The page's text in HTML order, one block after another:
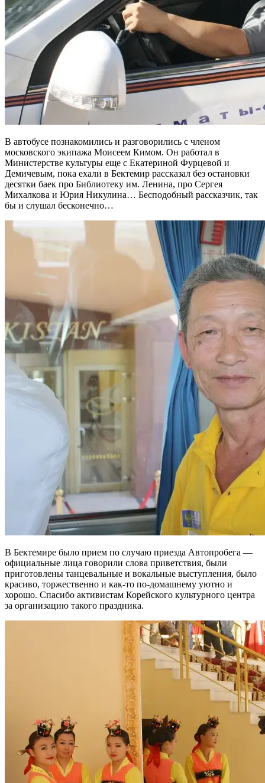
В автобусе познакомились и разговорились с членом
московского экипажа Моисеем Кимом. Он работал в
Министерстве культуры еще с Екатериной Фурцевой и
Демичевым, пока ехали в Бектемир рассказал без остановки
десятки баек про Библиотеку им. Ленина, про Сергея
Михалкова и Юрия Никулина… Бесподобный рассказчик, так
бы и слушал бесконечно…
В Бектемире было прием по случаю приезда Автопробега —
официальные лица говорили слова приветствия, были
приготовлены танцевальные и вокальные выступления, было
красиво, торжественно и как-то по-домашнему уютно и
хорошо. Спасибо активистам Корейского культурного центра
за организацию такого праздника.